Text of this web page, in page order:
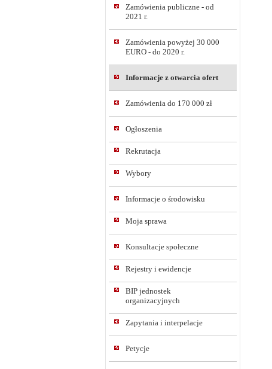
Zamówienia publiczne - od
2021 r.
Zamówienia powyżej 30 000
EURO - do 2020 r.
Informacje z otwarcia ofert
Zamówienia do 170 000 zł
Ogłoszenia
Rekrutacja
Wybory
Informacje o środowisku
Moja sprawa
Konsultacje społeczne
Rejestry i ewidencje
BIP jednostek
organizacyjnych
Zapytania i interpelacje
Petycje